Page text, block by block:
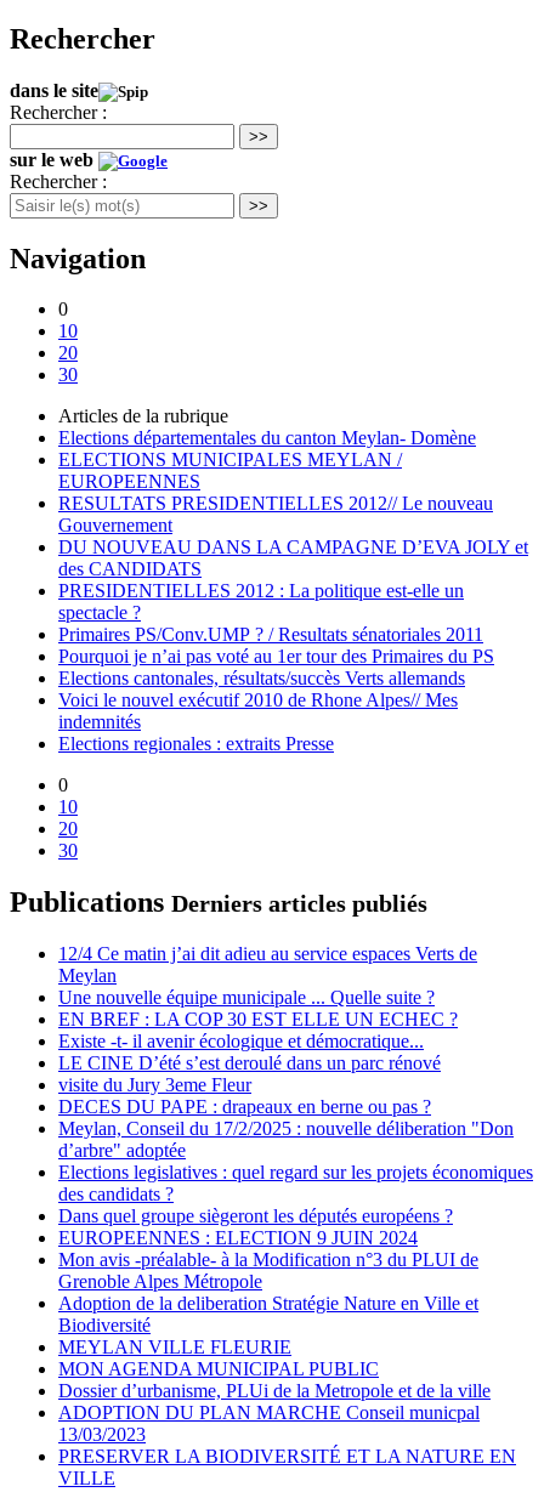
Rechercher
dans le site
Rechercher :
>>
sur le web
Rechercher :
>>
Navigation
0
10
20
30
Articles de la rubrique
Elections départementales du canton Meylan- Domène
ELECTIONS MUNICIPALES MEYLAN /
EUROPEENNES
RESULTATS PRESIDENTIELLES 2012// Le nouveau
Gouvernement
DU NOUVEAU DANS LA CAMPAGNE D’EVA JOLY et
des CANDIDATS
PRESIDENTIELLES 2012 : La politique est-elle un
spectacle ?
Primaires PS/Conv.UMP ? / Resultats sénatoriales 2011
Pourquoi je n’ai pas voté au 1er tour des Primaires du PS
Elections cantonales, résultats/succès Verts allemands
Voici le nouvel exécutif 2010 de Rhone Alpes// Mes
indemnités
Elections regionales : extraits Presse
0
10
20
30
Publications Derniers articles publiés
12/4 Ce matin j’ai dit adieu au service espaces Verts de
Meylan
Une nouvelle équipe municipale ... Quelle suite ?
EN BREF : LA COP 30 EST ELLE UN ECHEC ?
Existe -t- il avenir écologique et démocratique...
LE CINE D’été s’est deroulé dans un parc rénové
visite du Jury 3eme Fleur
DECES DU PAPE : drapeaux en berne ou pas ?
Meylan, Conseil du 17/2/2025 : nouvelle déliberation "Don
d’arbre" adoptée
Elections legislatives : quel regard sur les projets économiques
des candidats ?
Dans quel groupe siègeront les députés européens ?
EUROPEENNES : ELECTION 9 JUIN 2024
Mon avis -préalable- à la Modification n°3 du PLUI de
Grenoble Alpes Métropole
Adoption de la deliberation Stratégie Nature en Ville et
Biodiversité
MEYLAN VILLE FLEURIE
MON AGENDA MUNICIPAL PUBLIC
Dossier d’urbanisme, PLUi de la Metropole et de la ville
ADOPTION DU PLAN MARCHE Conseil municpal
13/03/2023
PRESERVER LA BIODIVERSITÉ ET LA NATURE EN
VILLE